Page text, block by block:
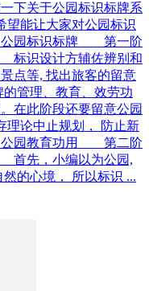
下关于公园标识标牌系
望能让大家对公园标识
公园标识标牌 第一阶
识设计方辅佐辨别和
点等, 找出旅客的留意
管理、教育、效劳功
在此阶段还要留意公园
理论中止规划， 防止新
公园教育功用 第二阶
先，小编以为公园,
的心境， 所以标识 ...